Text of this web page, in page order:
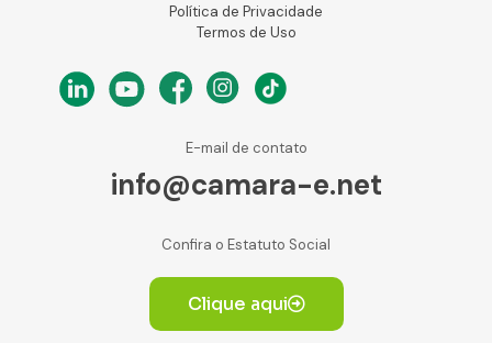
Política de Privacidade
Termos de Uso
E-mail de contato
info@camara-e.net
Confira o Estatuto Social
Clique aqui